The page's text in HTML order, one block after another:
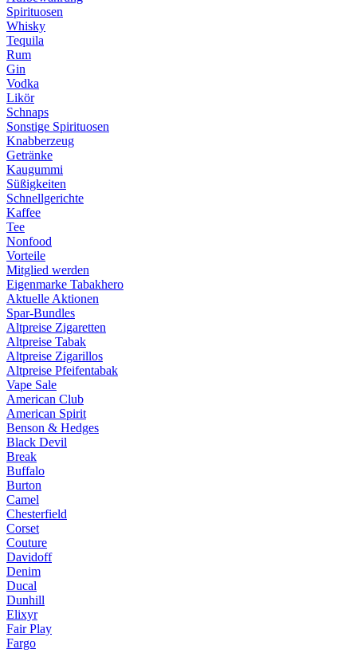
Spirituosen
Whisky
Tequila
Rum
Gin
Vodka
Likör
Schnaps
Sonstige Spirituosen
Knabberzeug
Getränke
Kaugummi
Süßigkeiten
Schnellgerichte
Kaffee
Tee
Nonfood
Vorteile
Mitglied werden
Eigenmarke Tabakhero
Aktuelle Aktionen
Spar-Bundles
Altpreise Zigaretten
Altpreise Tabak
Altpreise Zigarillos
Altpreise Pfeifentabak
Vape Sale
American Club
American Spirit
Benson & Hedges
Black Devil
Break
Buffalo
Burton
Camel
Chesterfield
Corset
Couture
Davidoff
Denim
Ducal
Dunhill
Elixyr
Fair Play
Fargo